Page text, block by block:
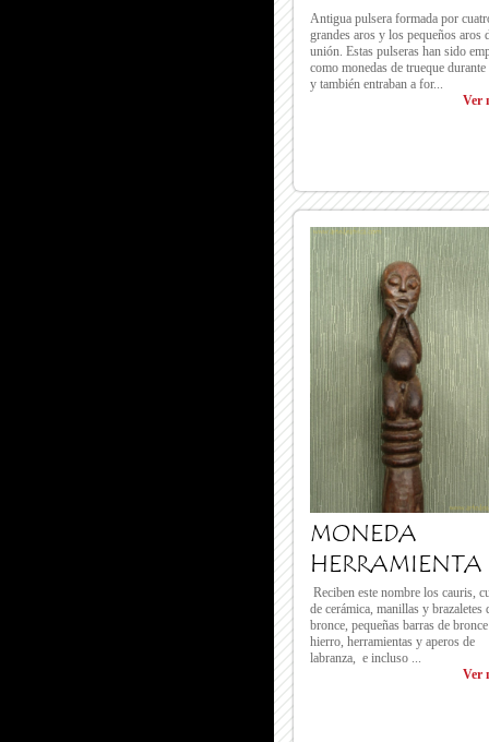
Antigua pulsera formada por
grandes aros y los pequeños aros
unión. Estas pulseras han sido
como monedas de trueque
y también entraban a for...
Ver
MONEDA
HERRAMIENTA
Reciben este nombre los cauris,
de cerámica, manillas y brazaletes
bronce, pequeñas barras de
hierro, herramientas y aperos de
labranza, e incluso ...
Ver